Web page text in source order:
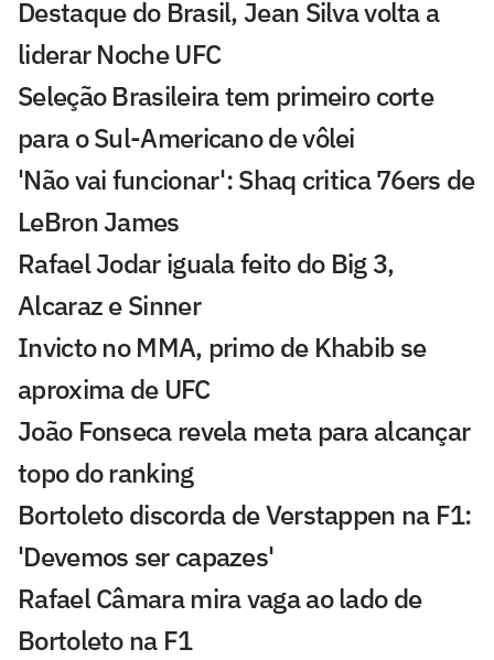
Destaque do Brasil, Jean Silva volta a
liderar Noche UFC
Seleção Brasileira tem primeiro corte
para o Sul-Americano de vôlei
'Não vai funcionar': Shaq critica 76ers de
LeBron James
Rafael Jodar iguala feito do Big 3,
Alcaraz e Sinner
Invicto no MMA, primo de Khabib se
aproxima de UFC
João Fonseca revela meta para alcançar
topo do ranking
Bortoleto discorda de Verstappen na F1:
'Devemos ser capazes'
Rafael Câmara mira vaga ao lado de
Bortoleto na F1